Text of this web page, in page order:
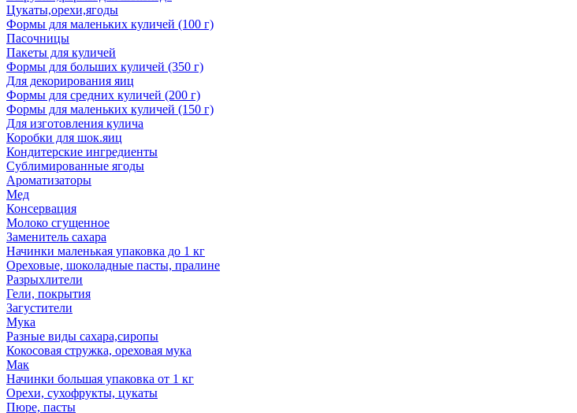
Цукаты,орехи,ягоды
Формы для маленьких куличей (100 г)
Пасочницы
Пакеты для куличей
Формы для больших куличей (350 г)
Для декорирования яиц
Формы для средних куличей (200 г)
Формы для маленьких куличей (150 г)
Для изготовления кулича
Коробки для шок.яиц
Кондитерские ингредиенты
Сублимированные ягоды
Ароматизаторы
Мед
Консервация
Молоко сгущенное
Заменитель сахара
Начинки маленькая упаковка до 1 кг
Ореховые, шоколадные пасты, пралине
Разрыхлители
Гели, покрытия
Загустители
Мука
Разные виды сахара,сиропы
Кокосовая стружка, ореховая мука
Мак
Начинки большая упаковка от 1 кг
Орехи, сухофрукты, цукаты
Пюре, пасты